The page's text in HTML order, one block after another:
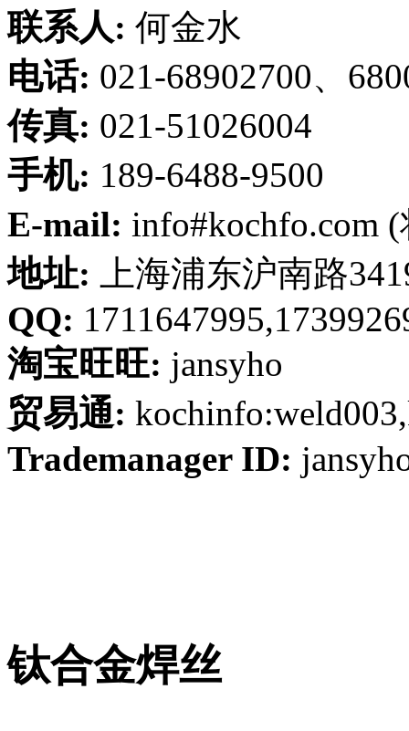
联系人: 何金水
电话: 021-68902700、
传真: 021-51026004
手机: 189-6488-9500
E-mail: info#kochfo.com
地址: 上海浦东沪南路
QQ:
淘宝旺旺: jansyho
贸易通:
Trademanager ID:
钛合金焊丝